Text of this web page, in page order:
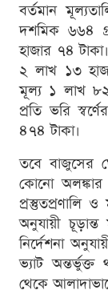
বর্তমান
দশমিক ৬৬৪
হাজার ৭৪
২ লাখ ১৩
মূল্য ১ লাখ
প্রতি ভরি
৪৭৪ টাকা।
তবে বাজুসের
কোনো
অনুযায়ী
নির্দেশনা
ভ্যাট
থেকে